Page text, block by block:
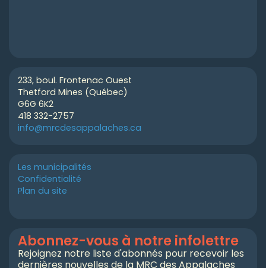
233, boul. Frontenac Ouest
Thetford Mines (Québec)
G6G 6K2
418 332-2757
info@mrcdesappalaches.ca
Les municipalités
Confidentialité
Plan du site
Abonnez-vous à notre infolettre
Rejoignez notre liste d'abonnés pour recevoir les
dernières nouvelles de la MRC des Appalaches